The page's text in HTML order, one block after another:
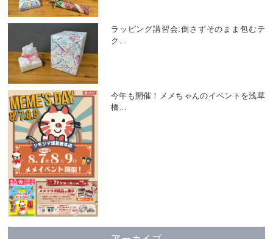
ラッピング講習会:倒さずそのまま包むテ
ク …
今年も開催！メメちゃんのイベントを浅草
橋…